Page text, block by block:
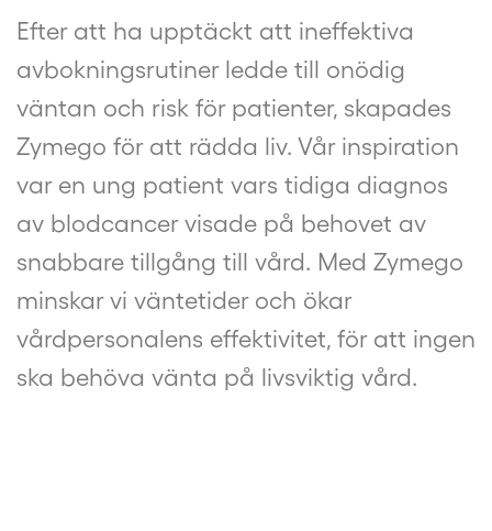
Efter att ha upptäckt att ineffektiva
avbokningsrutiner ledde till onödig
väntan och risk för patienter, skapades
Zymego för att rädda liv. Vår inspiration
var en ung patient vars tidiga diagnos
av blodcancer visade på behovet av
snabbare tillgång till vård. Med Zymego
minskar vi väntetider och ökar
vårdpersonalens effektivitet, för att ingen
ska behöva vänta på livsviktig vård.